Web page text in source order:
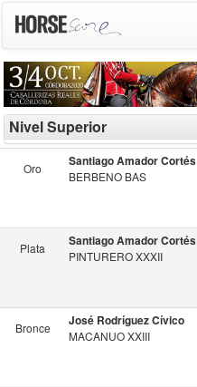
Nivel Superior
Oro Santiago Amador Cortés
BERBENO BAS
Plata Santiago Amador Cortés
PINTURERO XXXII
Bronce José Rodríguez Cívico
MACANUO XXIII